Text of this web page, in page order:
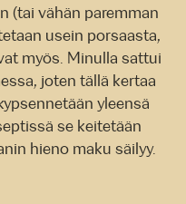
(tai vähän paremman
usein porsaasta,
myös. Minulla sattui
joten tällä kertaa
yleensä
se keitetään
hieno maku säilyy.